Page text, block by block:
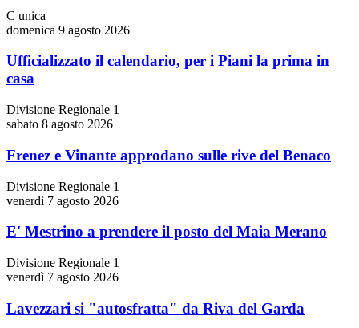
C unica
domenica 9 agosto 2026
Ufficializzato il calendario, per i Piani la prima in
casa
Divisione Regionale 1
sabato 8 agosto 2026
Frenez e Vinante approdano sulle rive del Benaco
Divisione Regionale 1
venerdì 7 agosto 2026
E' Mestrino a prendere il posto del Maia Merano
Divisione Regionale 1
venerdì 7 agosto 2026
Lavezzari si "autosfratta" da Riva del Garda